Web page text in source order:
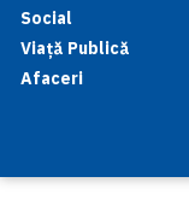
Social
Viață Publică
Afaceri